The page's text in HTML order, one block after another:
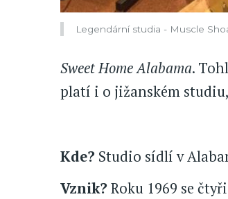
Legendární studia - Muscle
Sweet Home Alabama.
platí i o jižanském
Kde? Studio sídlí v
Vznik?Roku 1969 se